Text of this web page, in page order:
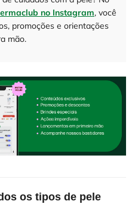
no Instagram, você
promoções e orientações
mão.
os tipos de pele